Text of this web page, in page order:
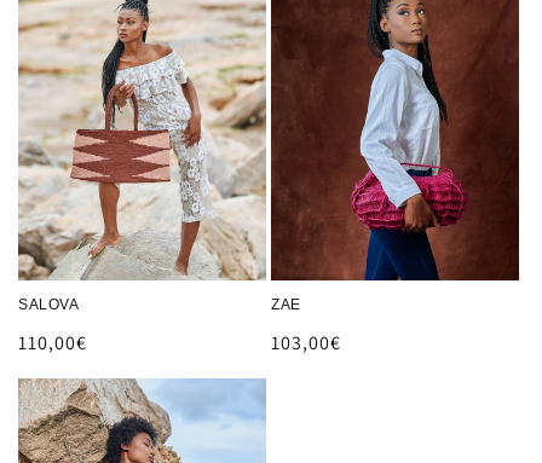
SALOVA
Prix
110,00€
ZAE
Prix
103,00€